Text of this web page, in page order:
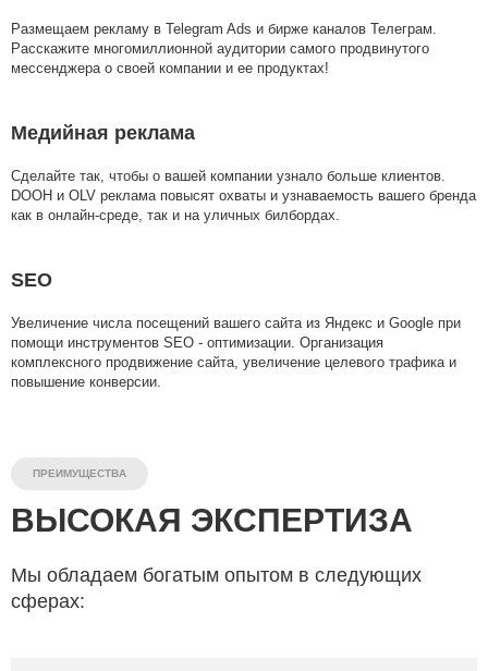
Размещаем рекламу в Telegram Ads и бирже каналов Телеграм.
Расскажите многомиллионной аудитории самого продвинутого
мессенджера о своей компании и ее продуктах!
Медийная реклама
Сделайте так, чтобы о вашей компании узнало больше клиентов.
DOOH и OLV реклама повысят охваты и узнаваемость вашего бренда
как в онлайн-среде, так и на уличных билбордах.
SEO
Увеличение числа посещений вашего сайта из Яндекс и Google при
помощи инструментов SEO - оптимизации. Организация
комплексного продвижение сайта, увеличение целевого трафика и
повышение конверсии.
ПРЕИМУЩЕСТВА
ВЫСОКАЯ ЭКСПЕРТИЗА
Мы обладаем богатым опытом в следующих
сферах: